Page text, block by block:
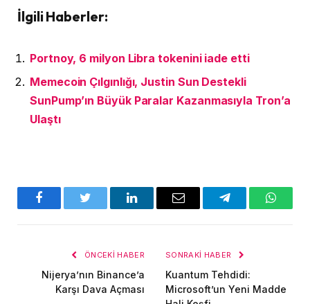
İlgili Haberler:
Portnoy, 6 milyon Libra tokenini iade etti
Memecoin Çılgınlığı, Justin Sun Destekli
SunPump’ın Büyük Paralar Kazanmasıyla Tron’a
Ulaştı
FacebookTwitter LinkedInE-
Telegram
ÖNCEKI HABER
Nijerya’nın Binance’a
Karşı Dava Açması
SONRAKI HABER
Kuantum Tehdidi:
Microsoft’un Yeni Madde